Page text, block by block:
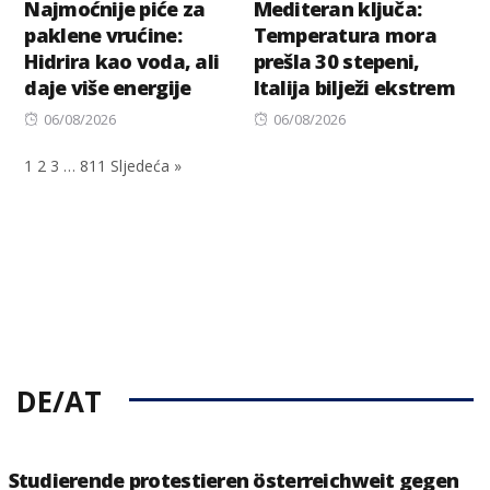
Najmoćnije piće za
paklene vrućine:
Hidrira kao voda, ali
daje više energije
Posted
06/08/2026
Mediteran ključa:
Temperatura mora
prešla 30 stepeni,
Italija bilježi ekstrem
Posted
06/08/2026
1 2 3 … 811 Sljedeća »
DE/AT
Studierende protestieren österreichweit gegen